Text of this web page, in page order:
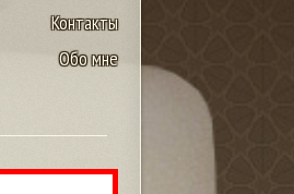
Контакты
Обо мне